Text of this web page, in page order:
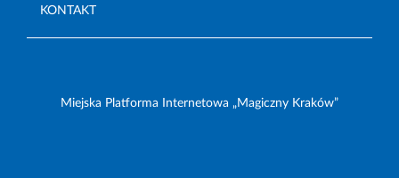
KONTAKT
Miejska Platforma Internetowa „Magiczny Kraków”